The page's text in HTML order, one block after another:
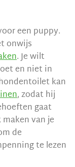
een puppy.
onwijs
. Je wilt
en niet in
kan
, zodat hij
gaat
van je
de
te lezen